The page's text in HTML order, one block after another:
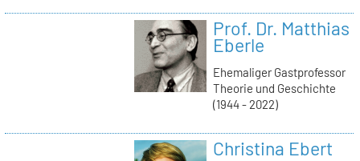
Prof. Dr. Matthias
Eberle
Ehemaliger Gastprofessor
Theorie und Geschichte
(1944 - 2022)
Christina Ebert